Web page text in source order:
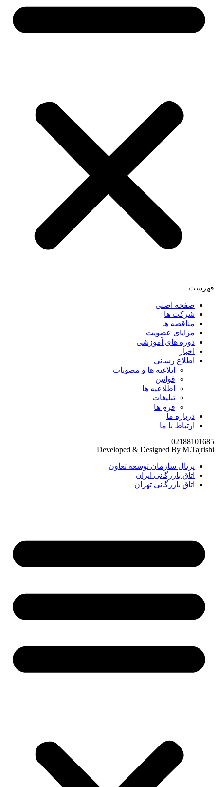
فهرست
صفحه اصلی
شرکت ها
مناقصه ها
مزایای عضویت
دوره های آموزشی
اخبار
اطلاع رسانی
ابلاغیه ها و مصوبات
قوانین
اطلاعیه ها
تبلیغات
فرم ها
درباره ما
ارتباط با ما
02188101685
Developed & Designed By M.Tajrishi
پرتال سازمان توسعه تعاون
اتاق بازرگانی ایران
اتاق بازرگانی تهران